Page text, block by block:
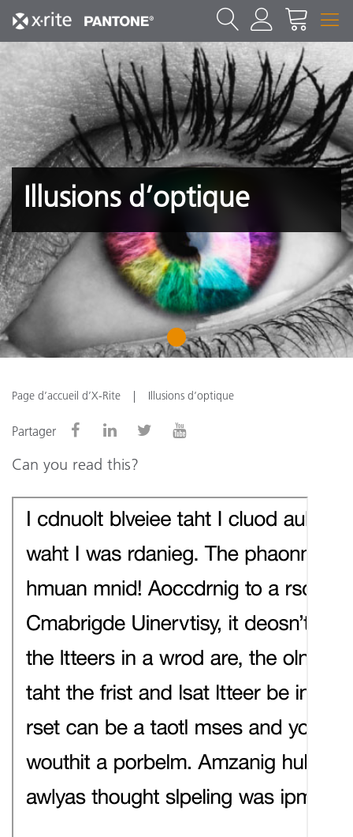
Illusions d’optique
1
Page d’accueil d’X-Rite Illusions d’optique
Partager
Can you read this?